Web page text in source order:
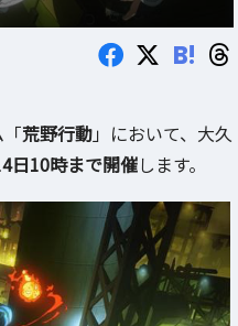
B!
荒野行動」において、大久
日10時まで開催します。